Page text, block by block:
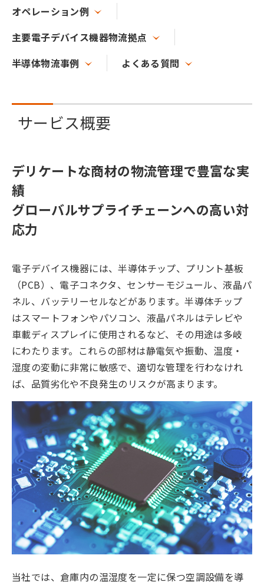
オペレーション例
主要電子デバイス機器物流拠点
半導体物流事例
よくある質問
サービス概要
デリケートな商材の物流管理で豊富な実
績
グローバルサプライチェーンへの高い対
応力
電子デバイス機器には、半導体チップ、プリント基板
（PCB）、電子コネクタ、センサーモジュール、液晶パ
ネル、バッテリーセルなどがあります。半導体チップ
はスマートフォンやパソコン、液晶パネルはテレビや
車載ディスプレイに使用されるなど、その用途は多岐
にわたります。これらの部材は静電気や振動、温度・
湿度の変動に非常に敏感で、適切な管理を行わなけれ
ば、品質劣化や不良発生のリスクが高まります。
当社では、倉庫内の温湿度を一定に保つ空調設備を導